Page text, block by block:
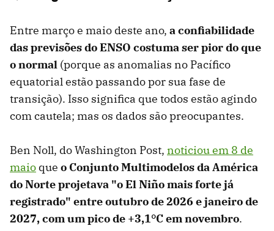
Entre março e maio deste ano, a confiabilidade
das previsões do ENSO costuma ser pior do que
o normal (porque as anomalias no Pacífico
equatorial estão passando por sua fase de
transição). Isso significa que todos estão agindo
com cautela; mas os dados são preocupantes.
Ben Noll, do Washington Post, noticiou em 8 de
maio que o Conjunto Multimodelos da América
do Norte projetava "o El Niño mais forte já
registrado" entre outubro de 2026 e janeiro de
2027, com um pico de +3,1°C em novembro.